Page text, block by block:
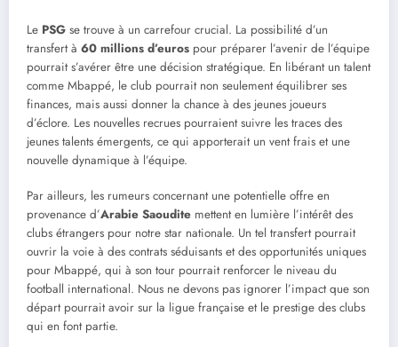
Le PSG se trouve à un carrefour crucial. La possibilité d’un
transfert à 60 millions d’euros pour préparer l’avenir de l’équipe
pourrait s’avérer être une décision stratégique. En libérant un talent
comme Mbappé, le club pourrait non seulement équilibrer ses
finances, mais aussi donner la chance à des jeunes joueurs
d’éclore. Les nouvelles recrues pourraient suivre les traces des
jeunes talents émergents, ce qui apporterait un vent frais et une
nouvelle dynamique à l’équipe.
Par ailleurs, les rumeurs concernant une potentielle offre en
provenance d’Arabie Saoudite mettent en lumière l’intérêt des
clubs étrangers pour notre star nationale. Un tel transfert pourrait
ouvrir la voie à des contrats séduisants et des opportunités uniques
pour Mbappé, qui à son tour pourrait renforcer le niveau du
football international. Nous ne devons pas ignorer l’impact que son
départ pourrait avoir sur la ligue française et le prestige des clubs
qui en font partie.